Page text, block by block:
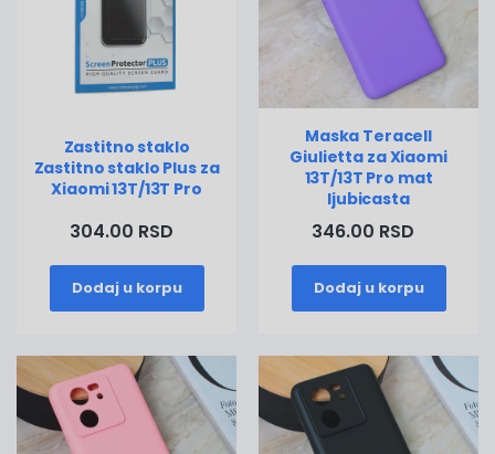
Zastitno staklo
Zastitno staklo Plus za
Xiaomi 13T/13T Pro
304.00 RSD
Dodaj u korpu
Maska Teracell
Giulietta za Xiaomi
13T/13T Pro mat
ljubicasta
346.00 RSD
Dodaj u korpu